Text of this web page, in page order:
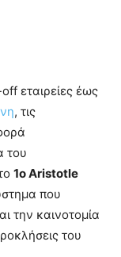
εταιρείες έως
, τις
του
1ο Aristotle
που
την καινοτομία
του